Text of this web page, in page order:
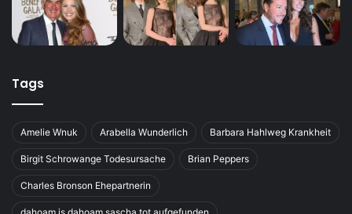
Tags
Amelie Wnuk Arabella Wunderlich Barbara Hahlweg Krankheit
Birgit Schrowange Todesursache Brian Peppers
Charles Bronson Ehepartnerin